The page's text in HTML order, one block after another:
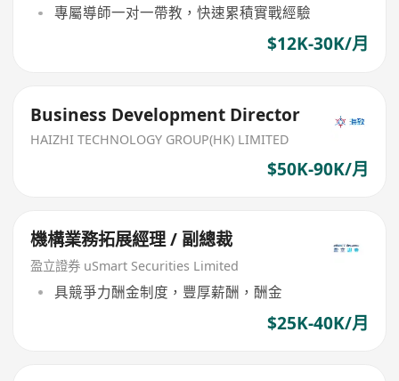
專屬導師一对一帶教，快速累積實戰經驗
$12K-30K/月
Business Development Director
HAIZHI TECHNOLOGY GROUP(HK) LIMITED
$50K-90K/月
機構業務拓展經理 / 副總裁
盈立證券 uSmart Securities Limited
具競爭力酬金制度，豐厚薪酬，酬金
$25K-40K/月